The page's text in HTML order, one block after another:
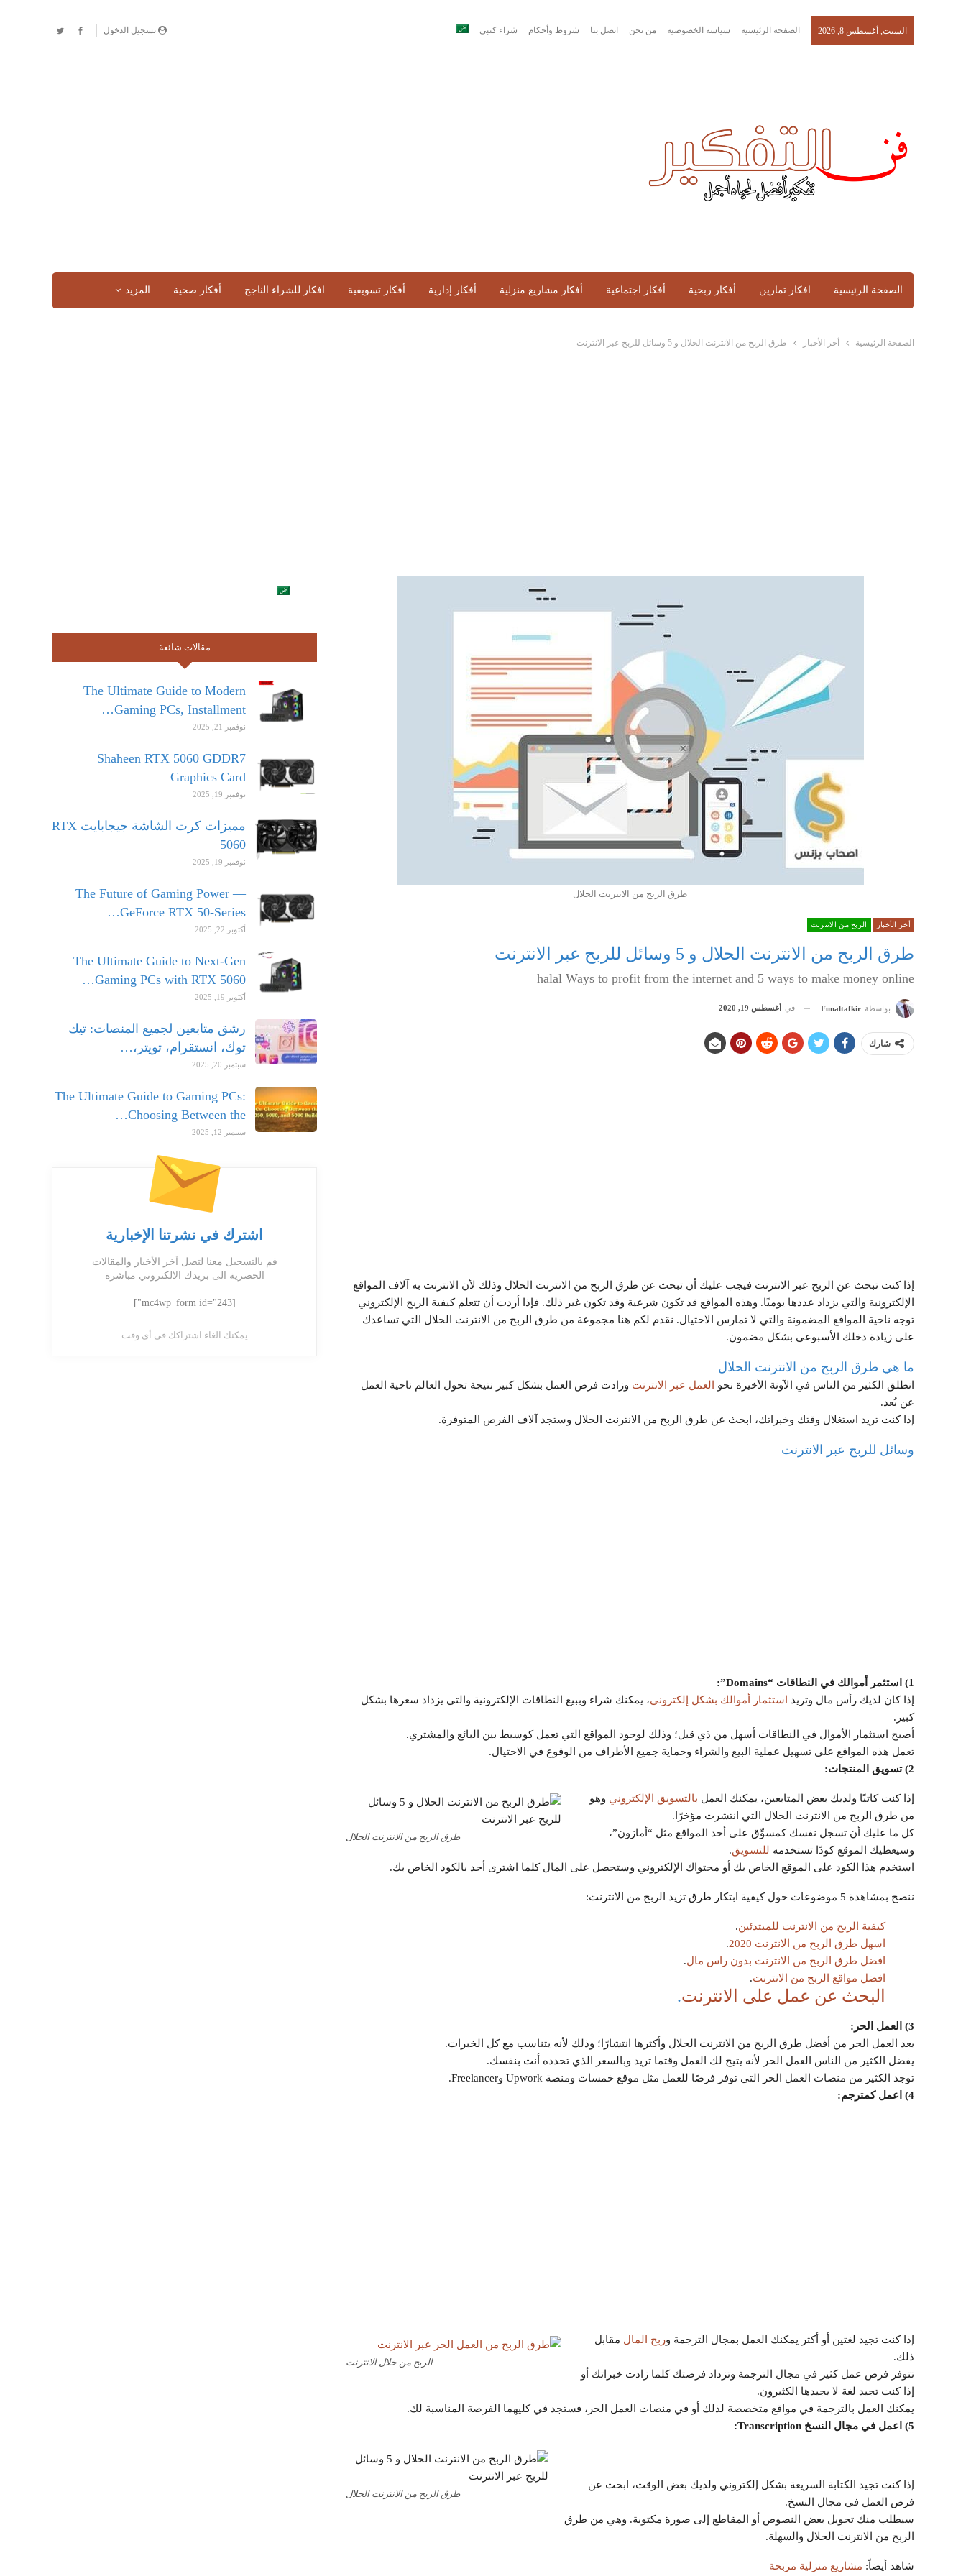
تسجيل الدخول السبت, أغسطس 8, 2026 الصفحة الرئيسية سياسة الخصوصية من نحن اتصل بنا شروط وأحكام شراء كتبي
الصفحة الرئيسية افكار تمارين أفكار ربحية أفكار اجتماعية أفكار مشاريع منزلية أفكار إدارية أفكار تسويقية افكار للشراء الناجح أفكار صحية المزيد
الصفحة الرئيسية أخر الأخبار طرق الربح من الانترنت الحلال و 5 وسائل للربح عبر الانترنت
طرق الربح من الانترنت الحلال
أخر الأخبار الربح من الانترنت
طرق الربح من الانترنت الحلال و 5 وسائل للربح عبر الانترنت
halal Ways to profit from the internet and 5 ways to make money online
بواسطة Funaltafkir في أغسطس 19, 2020
شارك
إذا كنت تبحث عن الربح عبر الانترنت فيجب عليك أن تبحث عن طرق الربح من الانترنت الحلال وذلك لأن الانترنت به آلاف المواقع
الإلكترونية والتي يزداد عددها يوميًا. وهذه المواقع قد تكون شرعية وقد تكون غير ذلك. فإذا أردت أن تتعلم كيفية الربح الإلكتروني
توجه ناحية المواقع المضمونة والتي لا تمارس الاحتيال. نقدم لكم هنا مجموعة من طرق الربح من الانترنت الحلال التي تساعدك
على زيادة دخلك الأسبوعي بشكل مضمون.
ما هي طرق الربح من الانترنت الحلال
انطلق الكثير من الناس في الآونة الأخيرة نحو العمل عبر الانترنت وزادت فرص العمل بشكل كبير نتيجة تحول العالم ناحية العمل
عن بُعد.
إذا كنت تريد استغلال وقتك وخبراتك، ابحث عن طرق الربح من الانترنت الحلال وستجد آلاف الفرص المتوفرة.
وسائل للربح عبر الانترنت
1) استثمر أموالك في النطاقات “Domains”:
إذا كان لديك رأس مال وتريد
استثمار أموالك بشكل إلكتروني، يمكنك شراء وببيع النطاقات الإلكترونية والتي يزداد سعرها بشكل
كبير.
أصبح استثمار الأموال في النطاقات أسهل من ذي قبل؛ وذلك لوجود المواقع التي تعمل كوسيط بين البائع والمشتري.
تعمل هذه المواقع على تسهيل عملية البيع والشراء وحماية جميع الأطراف من الوقوع في الاحتيال.
2) تسويق المنتجات:
طرق الربح من الانترنت الحلال
إذا كنت كاتبًا ولديك بعض المتابعين، يمكنك العمل بالتسويق الإلكتروني وهو
من طرق الربح من الانترنت الحلال التي انتشرت مؤخرًا.
كل ما عليك أن تسجل نفسك كمسوِّق على أحد المواقع مثل “أمازون”،
وسيعطيك الموقع كودًا تستخدمه للتسويق.
استخدم هذا الكود على الموقع الخاص بك أو محتواك الإلكتروني وستحصل على المال كلما اشترى أحد بالكود الخاص بك.
ننصح بمشاهدة 5 موضوعات حول كيفية ابتكار طرق تزيد الربح من الانترنت:
كيفية الربح من الانترنت للمبتدئين.
اسهل طرق الربح من الانترنت 2020
.
افضل طرق الربح من الانترنت بدون راس مال.
افضل مواقع الربح من الانترنت.
البحث عن عمل على الانترنت.
3) العمل الحر:
يعد العمل الحر من أفضل طرق الربح من الانترنت الحلال وأكثرها انتشارًا؛ وذلك لأنه يتناسب مع كل الخبرات.
يفضل الكثير من الناس العمل الحر لأنه يتيح لك العمل وقتما تريد وبالسعر الذي تحدده أنت بنفسك.
توجد الكثير من منصات العمل الحر التي توفر فرصًا للعمل مثل موقع خمسات ومنصة Upwork وFreelancer.
4) اعمل كمترجم:
الربح من خلال الانترنت
إذا كنت تجيد لغتين أو أكثر يمكنك العمل بمجال الترجمة وربح المال مقابل
ذلك.
تتوفر فرص عمل كثير في مجال الترجمة وتزداد فرصتك كلما زادت خبراتك أو
إذا كنت تجيد لغة لا يجيدها الكثيرون.
يمكنك العمل بالترجمة في مواقع متخصصة لذلك أو في منصات العمل الحر، فستجد في كليهما الفرصة المناسبة لك.
5) اعمل في مجال النسخ Transcription:
طرق الربح من الانترنت الحلال
إذا كنت تجيد الكتابة السريعة بشكل إلكتروني ولديك بعض الوقت، ابحث عن
فرص العمل في مجال النسخ.
سيطلب منك تحويل بعض النصوص أو المقاطع إلى صورة مكتوبة. وهي من طرق
الربح من الانترنت الحلال والسهلة.
شاهد أيضاً: مشاريع منزلية مربحة
مقالات شائعة
The Ultimate Guide to Modern
Gaming PCs, Installment…
نوفمبر 21, 2025
Shaheen RTX 5060 GDDR7
Graphics Card
نوفمبر 19, 2025
مميزات كرت الشاشة جيجابايت RTX
5060
نوفمبر 19, 2025
The Future of Gaming Power —
GeForce RTX 50-Series…
أكتوبر 22, 2025
The Ultimate Guide to Next-Gen
Gaming PCs with RTX 5060…
أكتوبر 19, 2025
رشق متابعين لجميع المنصات: تيك
توك، انستقرام، تويتر،…
سبتمبر 20, 2025
The Ultimate Guide to Gaming PCs:
Choosing Between the…
سبتمبر 12, 2025
اشترك في نشرتنا الإخبارية
قم بالتسجيل معنا لتصل آخر الأخبار والمقالات
الحصرية الى بريدك الالكتروني مباشرة
[mc4wp_form id="243"]
يمكنك الغاء اشتراكك في أي وقت